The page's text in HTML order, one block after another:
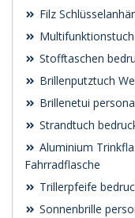
Filz
Stofftaschen
Brillenputztuch
Brillenetui
Strandtuch
Aluminium
Fahrradflasche
Trillerpfeife
Sonnenbrille